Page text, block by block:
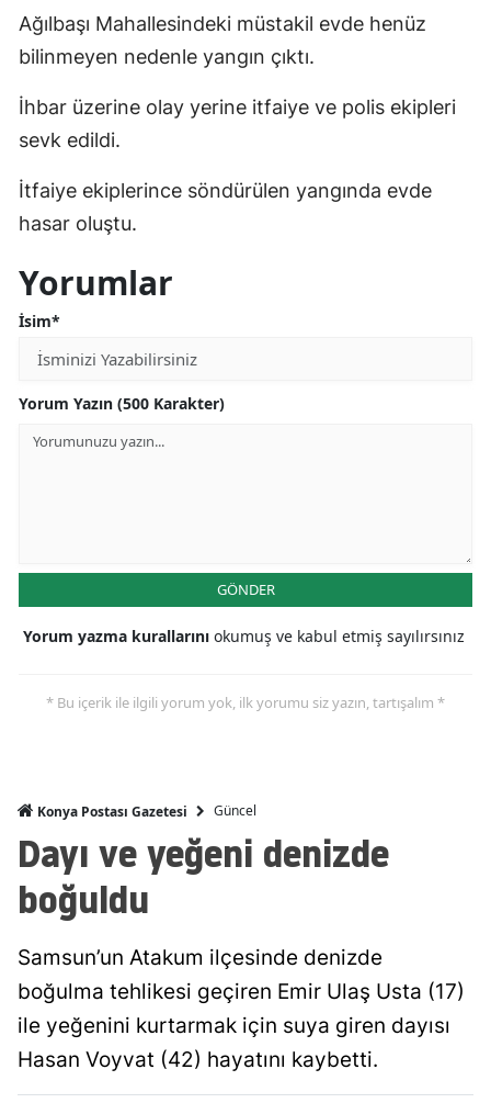
Çorum
Diyarbakır
Elazığ
Mersin
Kayseri
Kırşehir
Kocaeli
Konya
Kütahya
Ağılbaşı Mahallesindeki müstakil evde henüz
bilinmeyen nedenle yangın çıktı.
İhbar üzerine olay yerine itfaiye ve polis ekipleri
sevk edildi.
İtfaiye ekiplerince söndürülen yangında evde
hasar oluştu.
Yorumlar
İsim*
Yorum Yazın (500 Karakter)
GÖNDER
Yorum yazma kurallarını okumuş ve kabul etmiş sayılırsınız
* Bu içerik ile ilgili yorum yok, ilk yorumu siz yazın, tartışalım *
Konya Postası Gazetesi Güncel
Dayı ve yeğeni denizde
boğuldu
Samsun’un Atakum ilçesinde denizde
boğulma tehlikesi geçiren Emir Ulaş Usta (17)
ile yeğenini kurtarmak için suya giren dayısı
Hasan Voyvat (42) hayatını kaybetti.